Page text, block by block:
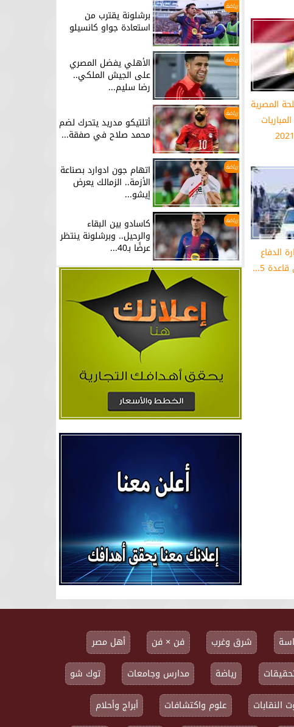
المصرية
الدفاع
5...
رياضة
برشلونة يقترب من
استعادة جواو كانسيلو
رياضة الأهلي يفضل المصري
على الجيش الملكي..
رضا سليم...
رياضة
أتلتيكو مدريد يتحرك لضم
محمد صلاح في صفقة...
رياضة اتهام جون ادوارد بصناعة
الأزمة.. الزمالك يعرض
إيشو...
رياضة كاسادو بين البقاء
والرحيل.. وبرشلونة ينتظر
عرضًا بـ40...
شرق وغرب فن × فن
أهل مصر
رياضة مدارس وجامعات
توك شو
النقابات علوم واكتشافات أبراج وأحلام